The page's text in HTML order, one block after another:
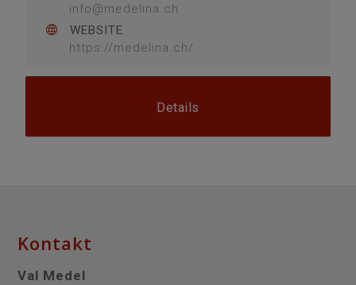
info@medelina.ch
WEBSITE
https://medelina.ch/
Details
Kontakt
Val Medel